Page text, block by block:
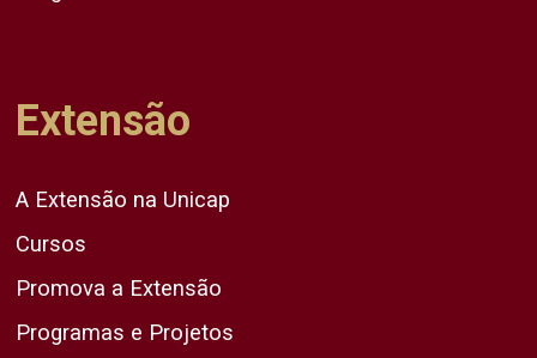
Extensão
A Extensão na Unicap
Cursos
Promova a Extensão
Programas e Projetos